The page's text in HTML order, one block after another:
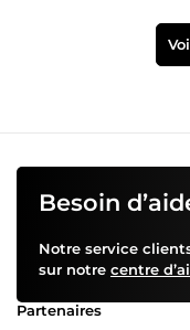
Besoin
Notre service
sur notre centre
Partenaires